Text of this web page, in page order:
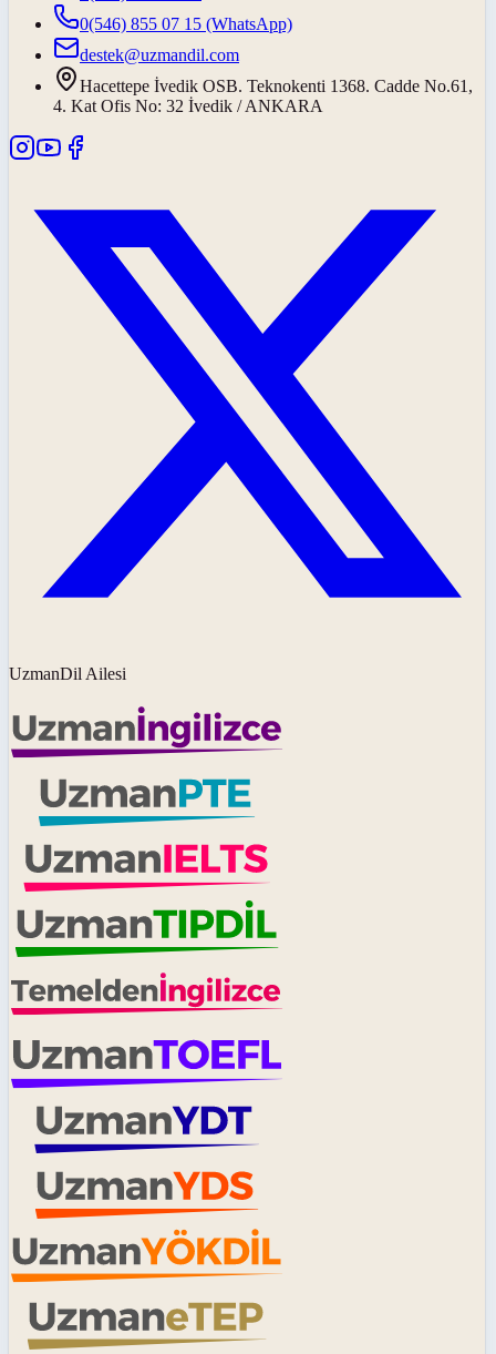
0(546) 855 07 15 (WhatsApp)
destek@uzmandil.com
Hacettepe İvedik OSB. Teknokenti 1368. Cadde No.61,
4. Kat Ofis No: 32 İvedik / ANKARA
UzmanDil Ailesi